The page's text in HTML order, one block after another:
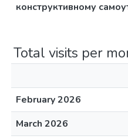
конструктивному
Total visits per
February 2026
March 2026